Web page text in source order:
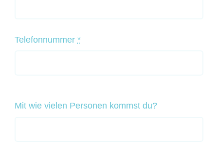
Telefonnummer *
Mit wie vielen Personen kommst du?